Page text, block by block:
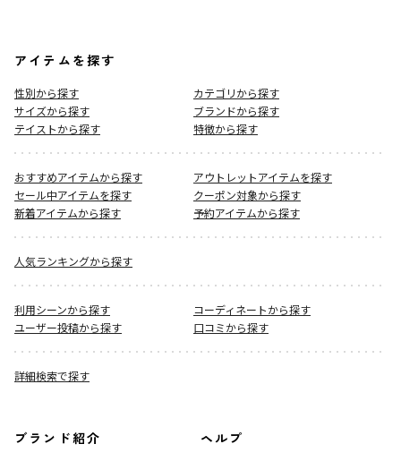
アイテムを探す
性別から探す
カテゴリから探す
サイズから探す
ブランドから探す
テイストから探す
特徴から探す
おすすめアイテムから探す
アウトレットアイテムを探す
セール中アイテムを探す
クーポン対象から探す
新着アイテムから探す
予約アイテムから探す
人気ランキングから探す
利用シーンから探す
コーディネートから探す
ユーザー投稿から探す
口コミから探す
詳細検索で探す
ブランド紹介 ヘルプ